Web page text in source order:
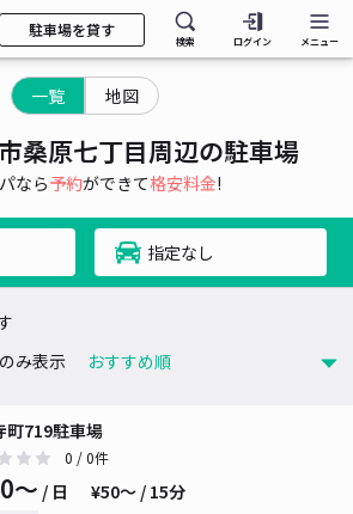
駐車場を貸す
検索 ログイン メニュー
一覧 地図
桑原七丁目周辺の駐車場
なら予約ができて格安料金!
指定なし
み表示
町719駐車場
0 / 0件
〜 / 日 ¥50〜 / 15分